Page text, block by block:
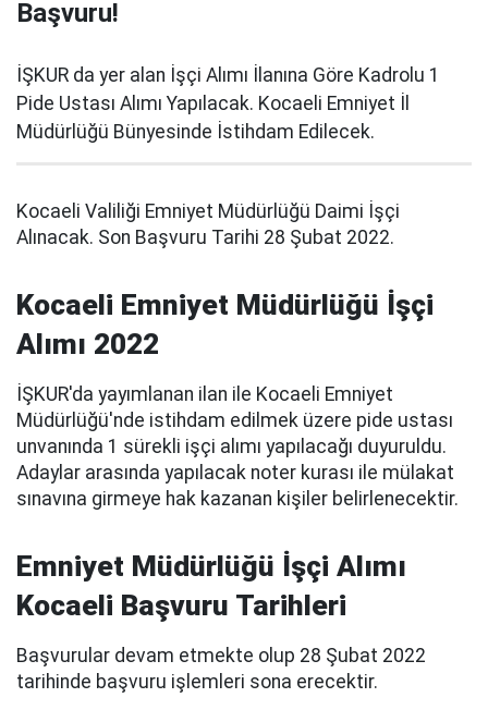
Başvuru!
İŞKUR da yer alan İşçi Alımı İlanına Göre Kadrolu 1
Pide Ustası Alımı Yapılacak. Kocaeli Emniyet İl
Müdürlüğü Bünyesinde İstihdam Edilecek.
Kocaeli Valiliği Emniyet Müdürlüğü Daimi İşçi
Alınacak. Son Başvuru Tarihi 28 Şubat 2022.
Kocaeli Emniyet Müdürlüğü İşçi
Alımı 2022
İŞKUR'da yayımlanan ilan ile Kocaeli Emniyet
Müdürlüğü'nde istihdam edilmek üzere pide ustası
unvanında 1 sürekli işçi alımı yapılacağı duyuruldu.
Adaylar arasında yapılacak noter kurası ile mülakat
sınavına girmeye hak kazanan kişiler belirlenecektir.
Emniyet Müdürlüğü İşçi Alımı
Kocaeli Başvuru Tarihleri
Başvurular devam etmekte olup 28 Şubat 2022
tarihinde başvuru işlemleri sona erecektir.